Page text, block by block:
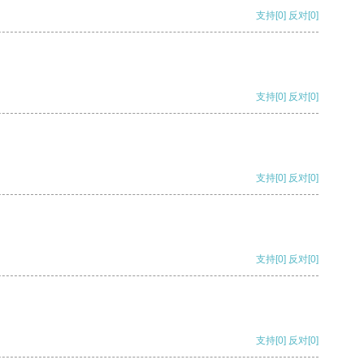
支持[0] 反对[0]
支持[0] 反对[0]
支持[0] 反对[0]
支持[0] 反对[0]
支持[0] 反对[0]